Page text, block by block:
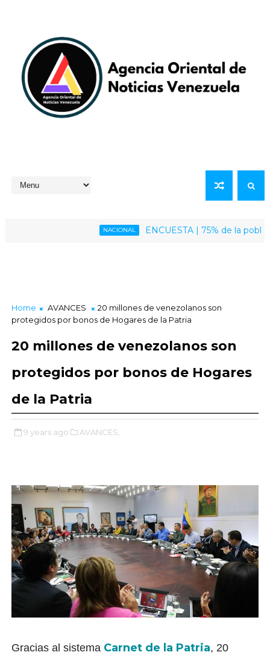
NACIONAL ENCUESTA | 75% de la población
Home AVANCES
20 millones de venezolanos son
protegidos por bonos de Hogares de la Patria
20 millones de venezolanos son
protegidos por bonos de Hogares
de la Patria
9 years ago AVANCES,
Gracias al sistema Carnet de la Patria, 20